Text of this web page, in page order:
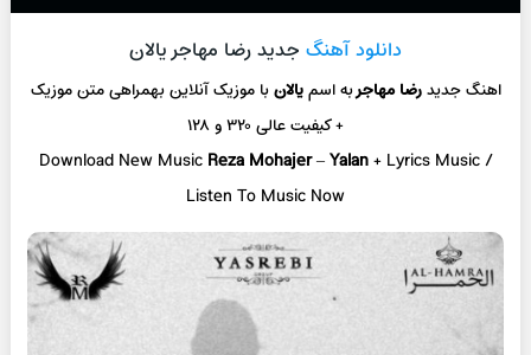
دانلود آهنگ جدید رضا مهاجر یالان
اهنگ جدیدرضا مهاجربه اسمیالانبا موزیک آنلاینبهمراهی متن موزیک
+ کیفیت عالی ۳۲۰ و ۱۲۸
Download New Music Reza Mohajer–Yalan+ Lyrics Music /
Listen To Music Now